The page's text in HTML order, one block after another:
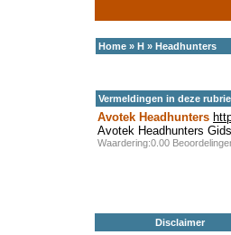
Home » H » Headhunters
Vermeldingen in deze
Avotek Headhunters
Avotek Headhunters
Waardering:0.00
Disclaimer